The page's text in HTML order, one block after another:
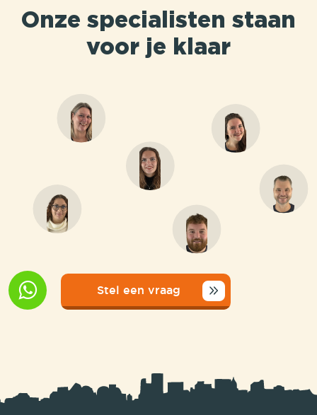
Onze specialisten staan
voor je klaar
Stel een vraag